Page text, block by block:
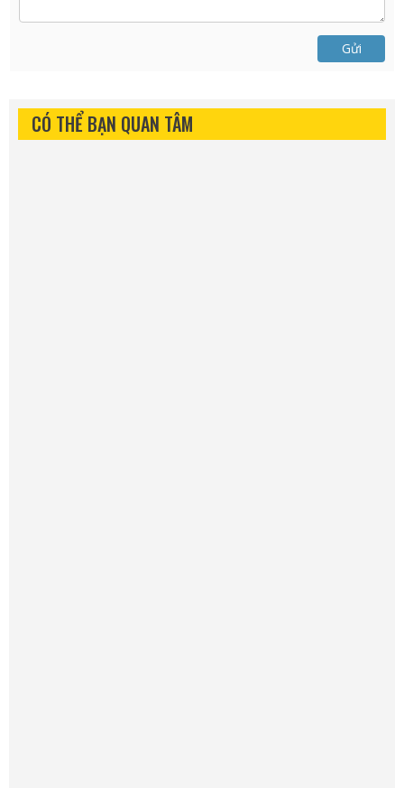
Gửi
CÓ THỂ BẠN QUAN TÂM